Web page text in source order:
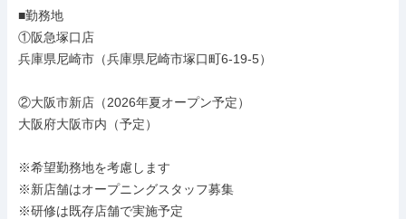
■勤務地
①阪急塚口店
兵庫県尼崎市（兵庫県尼崎市塚口町6-19-5）
②大阪市新店（2026年夏オープン予定）
大阪府大阪市内（予定）
※希望勤務地を考慮します
※新店舗はオープニングスタッフ募集
※研修は既存店舗で実施予定